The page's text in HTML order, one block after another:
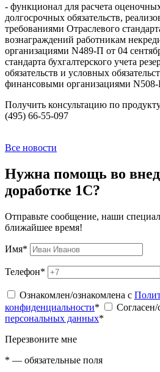
- функционал для расчета
долгосрочных обязательств,
требованиями Отраслевого
вознаграждений работникам
организациями N489-П от 04
стандарта бухгалтерского учета
обязательств и условных
финансовыми организациями N508-
Получить консультацию по
(495) 66-55-097
Все новости
Нужна помощь во
доработке 1С?
Отправьте сообщение, наши
ближайшее время!
Имя*
Телефон*
Ознакомлен/ознакомлена с
конфиденциальности* Согласен/
персональных данных*
Перезвоните мне
* — обязательные поля